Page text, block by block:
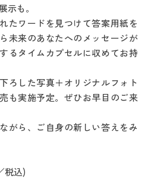
示も。
たワードを見つけて答案用紙を
未来のあなたへのメッセージが
るタイムカプセルに収めてお持
ろした写真＋オリジナルフォト
も実施予定。ぜひお早目のご来
がら、ご自身の新しい答えをみ
税込)